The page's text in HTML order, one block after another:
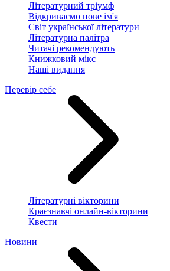
Літературний тріумф
Відкриваємо нове ім'я
Світ української літератури
Літературна палітра
Читачі рекомендують
Книжковий мікс
Наші видання
Перевір себе
Літературні вікторини
Краєзнавчі онлайн-вікторини
Квести
Новини